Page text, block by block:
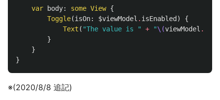
var body: some View {
Toggle(isOn: $viewModel . isEnabled )
{
Text ( "The value is " + "\(viewModel .
}
}
}
※(2020/8/8 追記)